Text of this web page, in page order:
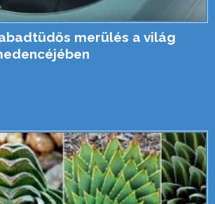
merülés a világ